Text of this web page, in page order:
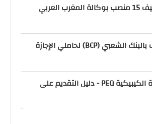
📌 مباريات توظيف 15 منصب بوكالة المغرب العربي
📌 فرص توظيف بالبنك الشعبي (BCP) لحاملي الإجازة
📌 برنامج التجربة الكيبيكية PEQ - دليل التقديم على